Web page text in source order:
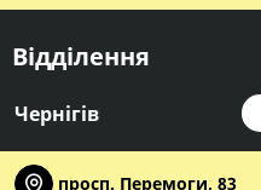
Відділення
Чернігів
просп. Перемоги, 83